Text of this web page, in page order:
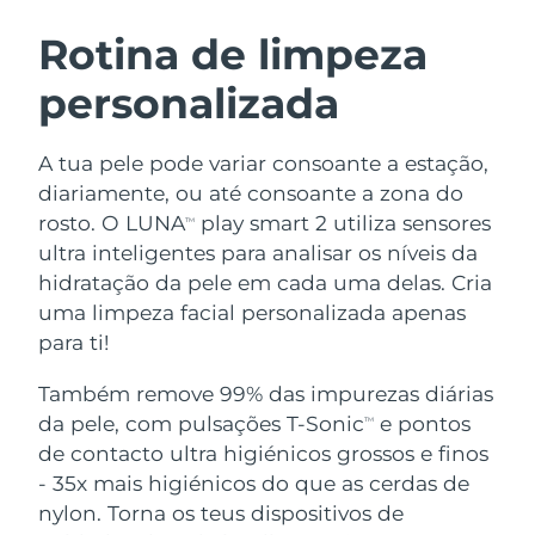
Rotina de limpeza
personalizada
A tua pele pode variar consoante a estação,
diariamente, ou até consoante a zona do
rosto. O LUNATM
play smart 2 utiliza sensores
ultra inteligentes para analisar os níveis da
hidratação da pele em cada uma delas. Cria
uma limpeza facial personalizada apenas
para ti!
Também remove 99% das impurezas diárias
da pele, com pulsações T-SonicTM
e pontos
de contacto ultra higiénicos grossos e finos
- 35x mais higiénicos do que as cerdas de
nylon. Torna os teus dispositivos de
LUNA™ 4 kit
Anti-aging massage
LUNA™ 4 Plus
LUNA™ 4 Men
For men, anti-aging massage
BEAR™ 2 kit
Microcurrent toning
BEAR™ 2 go
BEAR™ 2 eyes & lips
Microcurrent line smoothing device
Hidratação
UFO™ 3 kit
UFO™ 3 LED
Near-infrared and red light therapy
device
Cuidado oral
issa™ 4 plus
Smart hybrid silicone sonic toothbrush
TRATAMENTO ANTIENVELHECIMENTO
FAQ™
Antienvelhecimento Tratamentos LED
NEW
Áustria Entrega prevista
Barein Entrega prevista
Bélgica
Bermudas Entrega prevista14/08/2026
Bósnia e
Herzegovina
Entrega prevista 11/08/2026
Brunei
Bulgária Entrega prevista08/08/2026
Canadá Entrega prevista12/08/2026
Chile Entrega prevista